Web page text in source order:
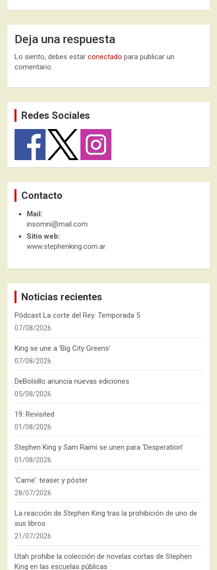
Deja una respuesta
Lo siento, debes estar conectado para publicar un
comentario.
Redes Sociales
Contacto
Mail:
insomni@mail.com
Sitio web:
www.stephenking.com.ar
Noticias recientes
Pódcast La corte del Rey: Temporada 5
07/08/2026
King se une a ‘Big City Greens’
07/08/2026
DeBolsillo anuncia nuevas ediciones
05/08/2026
19: Revisited
01/08/2026
Stephen King y Sam Raimi se unen para ‘Desperation’
01/08/2026
‘Carrie’: teaser y póster
28/07/2026
La reacción de Stephen King tras la prohibición de uno de
sus libros
21/07/2026
Utah prohíbe la colección de novelas cortas de Stephen
King en las escuelas públicas